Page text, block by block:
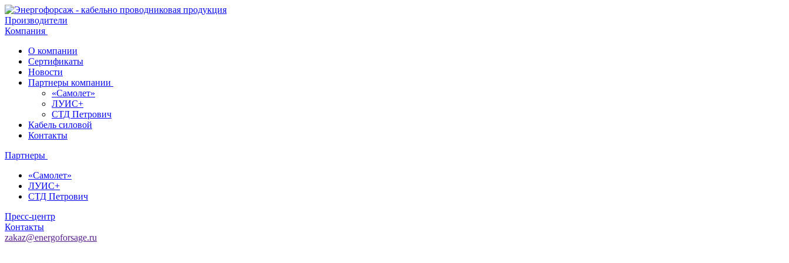
Производители
Компания
О компании
Сертификаты
Новости
Партнеры компании
«Самолет»
ЛУИС+
СТД Петрович
Кабель силовой
Контакты
Партнеры
«Самолет»
ЛУИС+
СТД Петрович
Пресс-центр
Контакты
zakaz@energoforsage.ru